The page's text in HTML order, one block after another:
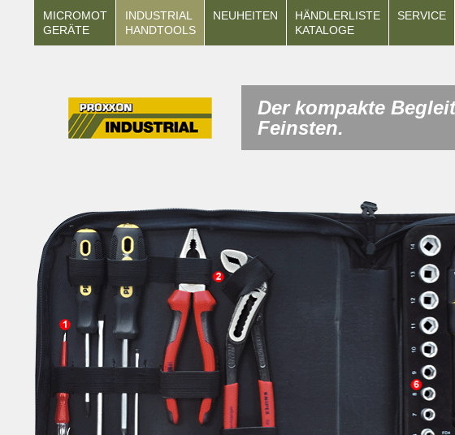
MICROMOT
GERÄTE
INDUSTRIAL
HANDTOOLS
NEUHEITEN
HÄNDLERLISTE
KATALOGE
SERVICE
Der kompakte
Feinsten.